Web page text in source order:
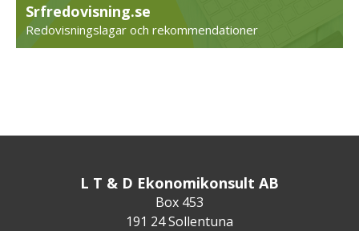
Srfredovisning.se
Redovisningslagar och rekommendationer
L T & D Ekonomikonsult AB
Box 453
191 24 Sollentuna